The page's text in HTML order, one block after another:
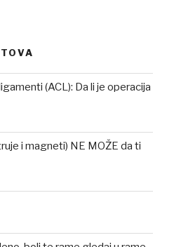
(ACL): Da li je operacija
i magneti) NE MOŽE da ti